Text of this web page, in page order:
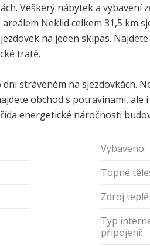
Veškerý nábytek a
Neklid celkem 31,5 km
na jeden skipas.
tratě.
stráveném na sjezdovkách.
obchod s potravinami,
energetické náročnosti
Vybaveno:
Topné
Zdroj teplé
Typ
připojení: